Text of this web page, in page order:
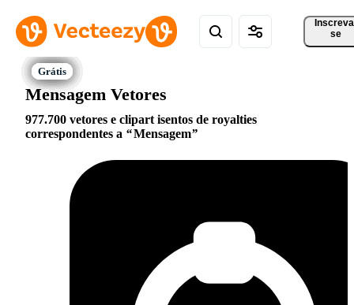
se
Mensagem Vetores
977.700 vetores e clipart isentos de royalties
correspondentes a
Mensagem